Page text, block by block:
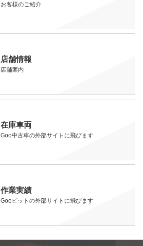
お客様のご紹介
店舗情報
店舗案内
在庫車両
Goo中古車の外部サイトに飛びます
作業実績
Gooピットの外部サイトに飛びます